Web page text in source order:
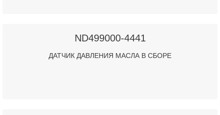
ND499000-4441
ДАТЧИК ДАВЛЕНИЯ МАСЛА В СБОРЕ